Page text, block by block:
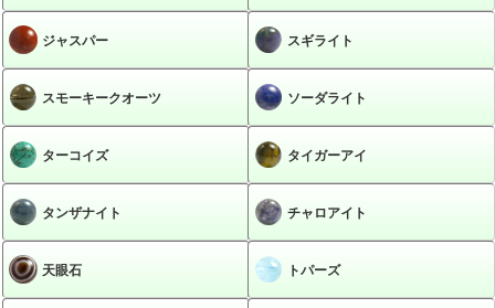
ジャスパー スギライト
スモーキークオーツ ソーダライト
ターコイズ タイガーアイ
タンザナイト チャロアイト
天眼石 トパーズ